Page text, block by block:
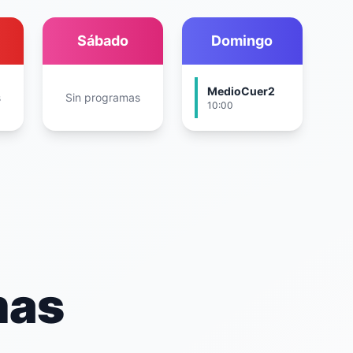
Sábado
Sin programas
Domingo
MedioCuer2
10:00